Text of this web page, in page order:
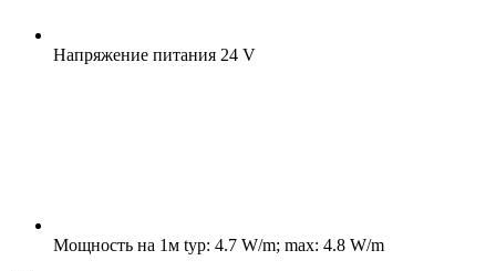
Напряжение питания 24 V
Мощность на 1м typ: 4.7 W/m; max: 4.8 W/m